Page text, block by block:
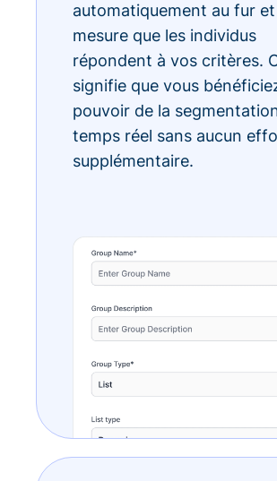
automatiquement au fur et
mesure que les individus
répondent à vos critères.
signifie que vous
pouvoir de la
temps réel sans aucun
supplémentaire.